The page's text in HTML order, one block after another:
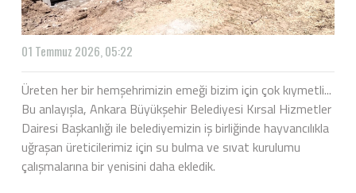
01 Temmuz 2026, 05:22
Üreten her bir hemşehrimizin emeği bizim için çok kıymetli...
Bu anlayışla, Ankara Büyükşehir Belediyesi Kırsal Hizmetler
Dairesi Başkanlığı ile belediyemizin iş birliğinde hayvancılıkla
uğraşan üreticilerimiz için su bulma ve sıvat kurulumu
çalışmalarına bir yenisini daha ekledik.